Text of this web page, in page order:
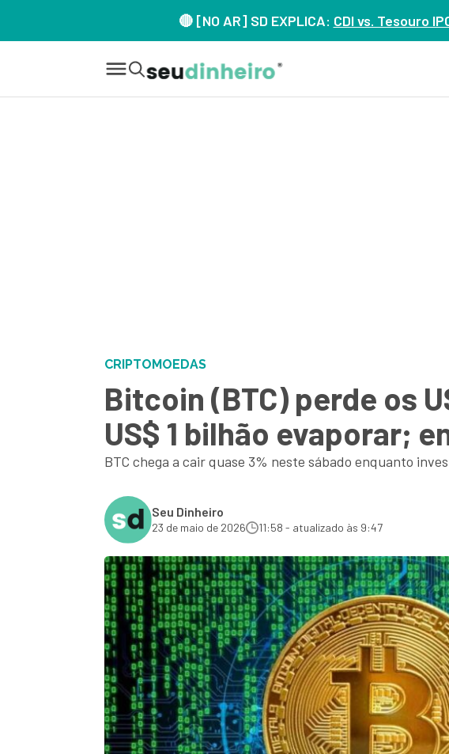
🔴 [NO AR] SD EXPLICA: CDI vs. Tesouro
CRIPTOMOEDAS
Bitcoin (BTC) perde os
US$ 1 bilhão evaporar;
BTC chega a cair quase 3% neste sábado enquanto
Seu Dinheiro
23 de maio de 2026 11:58 - atualizado às 9:47